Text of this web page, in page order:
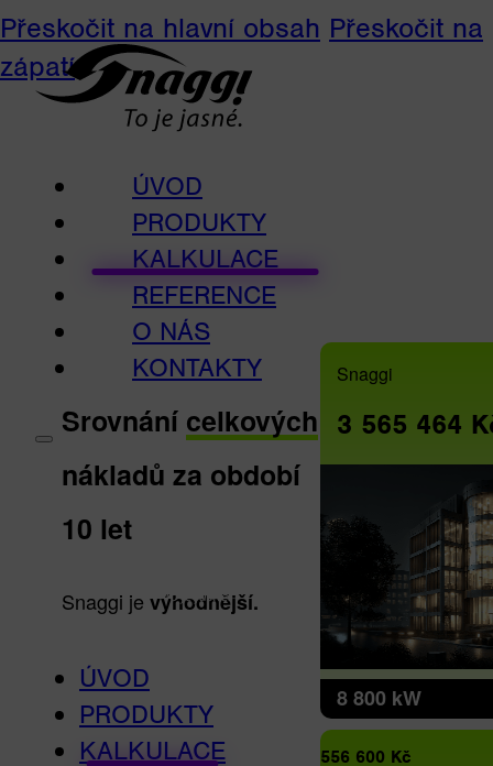
Přeskočit na hlavní obsah Přeskočit na
zápatí
ÚVOD
PRODUKTY
KALKULACE
REFERENCE
O NÁS
KONTAKTY
ÚVOD
PRODUKTY
KALKULACE
Srovnání celkových
nákladů za období
10 let
Snaggi je výhodnější.
Snaggi
3 565 464
8 800 kW
556 600 Kč